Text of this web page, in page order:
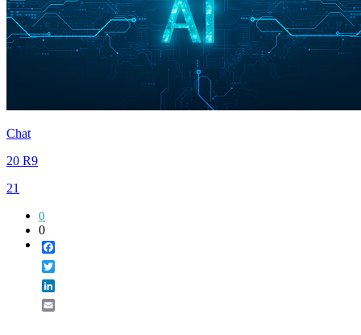
Chat
20 R9
21
0
0